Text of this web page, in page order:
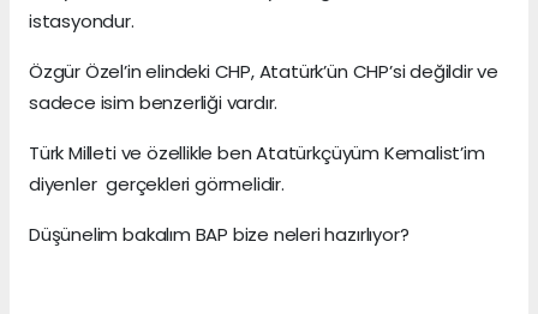
istasyondur.
Özgür Özel’in elindeki CHP, Atatürk’ün CHP’si değildir ve
sadece isim benzerliği vardır.
Türk Milleti ve özellikle ben Atatürkçüyüm Kemalist’im
diyenler gerçekleri görmelidir.
Düşünelim bakalım BAP bize neleri hazırlıyor?